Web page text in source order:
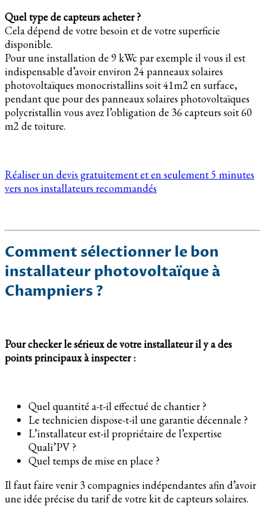
Quel type de capteurs acheter ?
Cela dépend de votre besoin et de votre superficie
disponible.
Pour une installation de 9 kWc par exemple il vous il est
indispensable d’avoir environ 24 panneaux solaires
photovoltaïques monocristallins soit 41m2 en surface,
pendant que pour des panneaux solaires photovoltaïques
polycristallin vous avez l’obligation de 36 capteurs soit 60
m2 de toiture.
Réaliser un devis gratuitement et en seulement 5 minutes
vers nos installateurs recommandés
Comment sélectionner le bon
installateur photovoltaïque à
Champniers ?
Pour checker le sérieux de votre installateur il y a des
points principaux à inspecter :
Quel quantité a-t-il effectué de chantier ?
Le technicien dispose-t-il une garantie décennale ?
L’installateur est-il propriétaire de l’expertise
Quali’PV ?
Quel temps de mise en place ?
Il faut faire venir 3 compagnies indépendantes afin d’avoir
une idée précise du tarif de votre kit de capteurs solaires.